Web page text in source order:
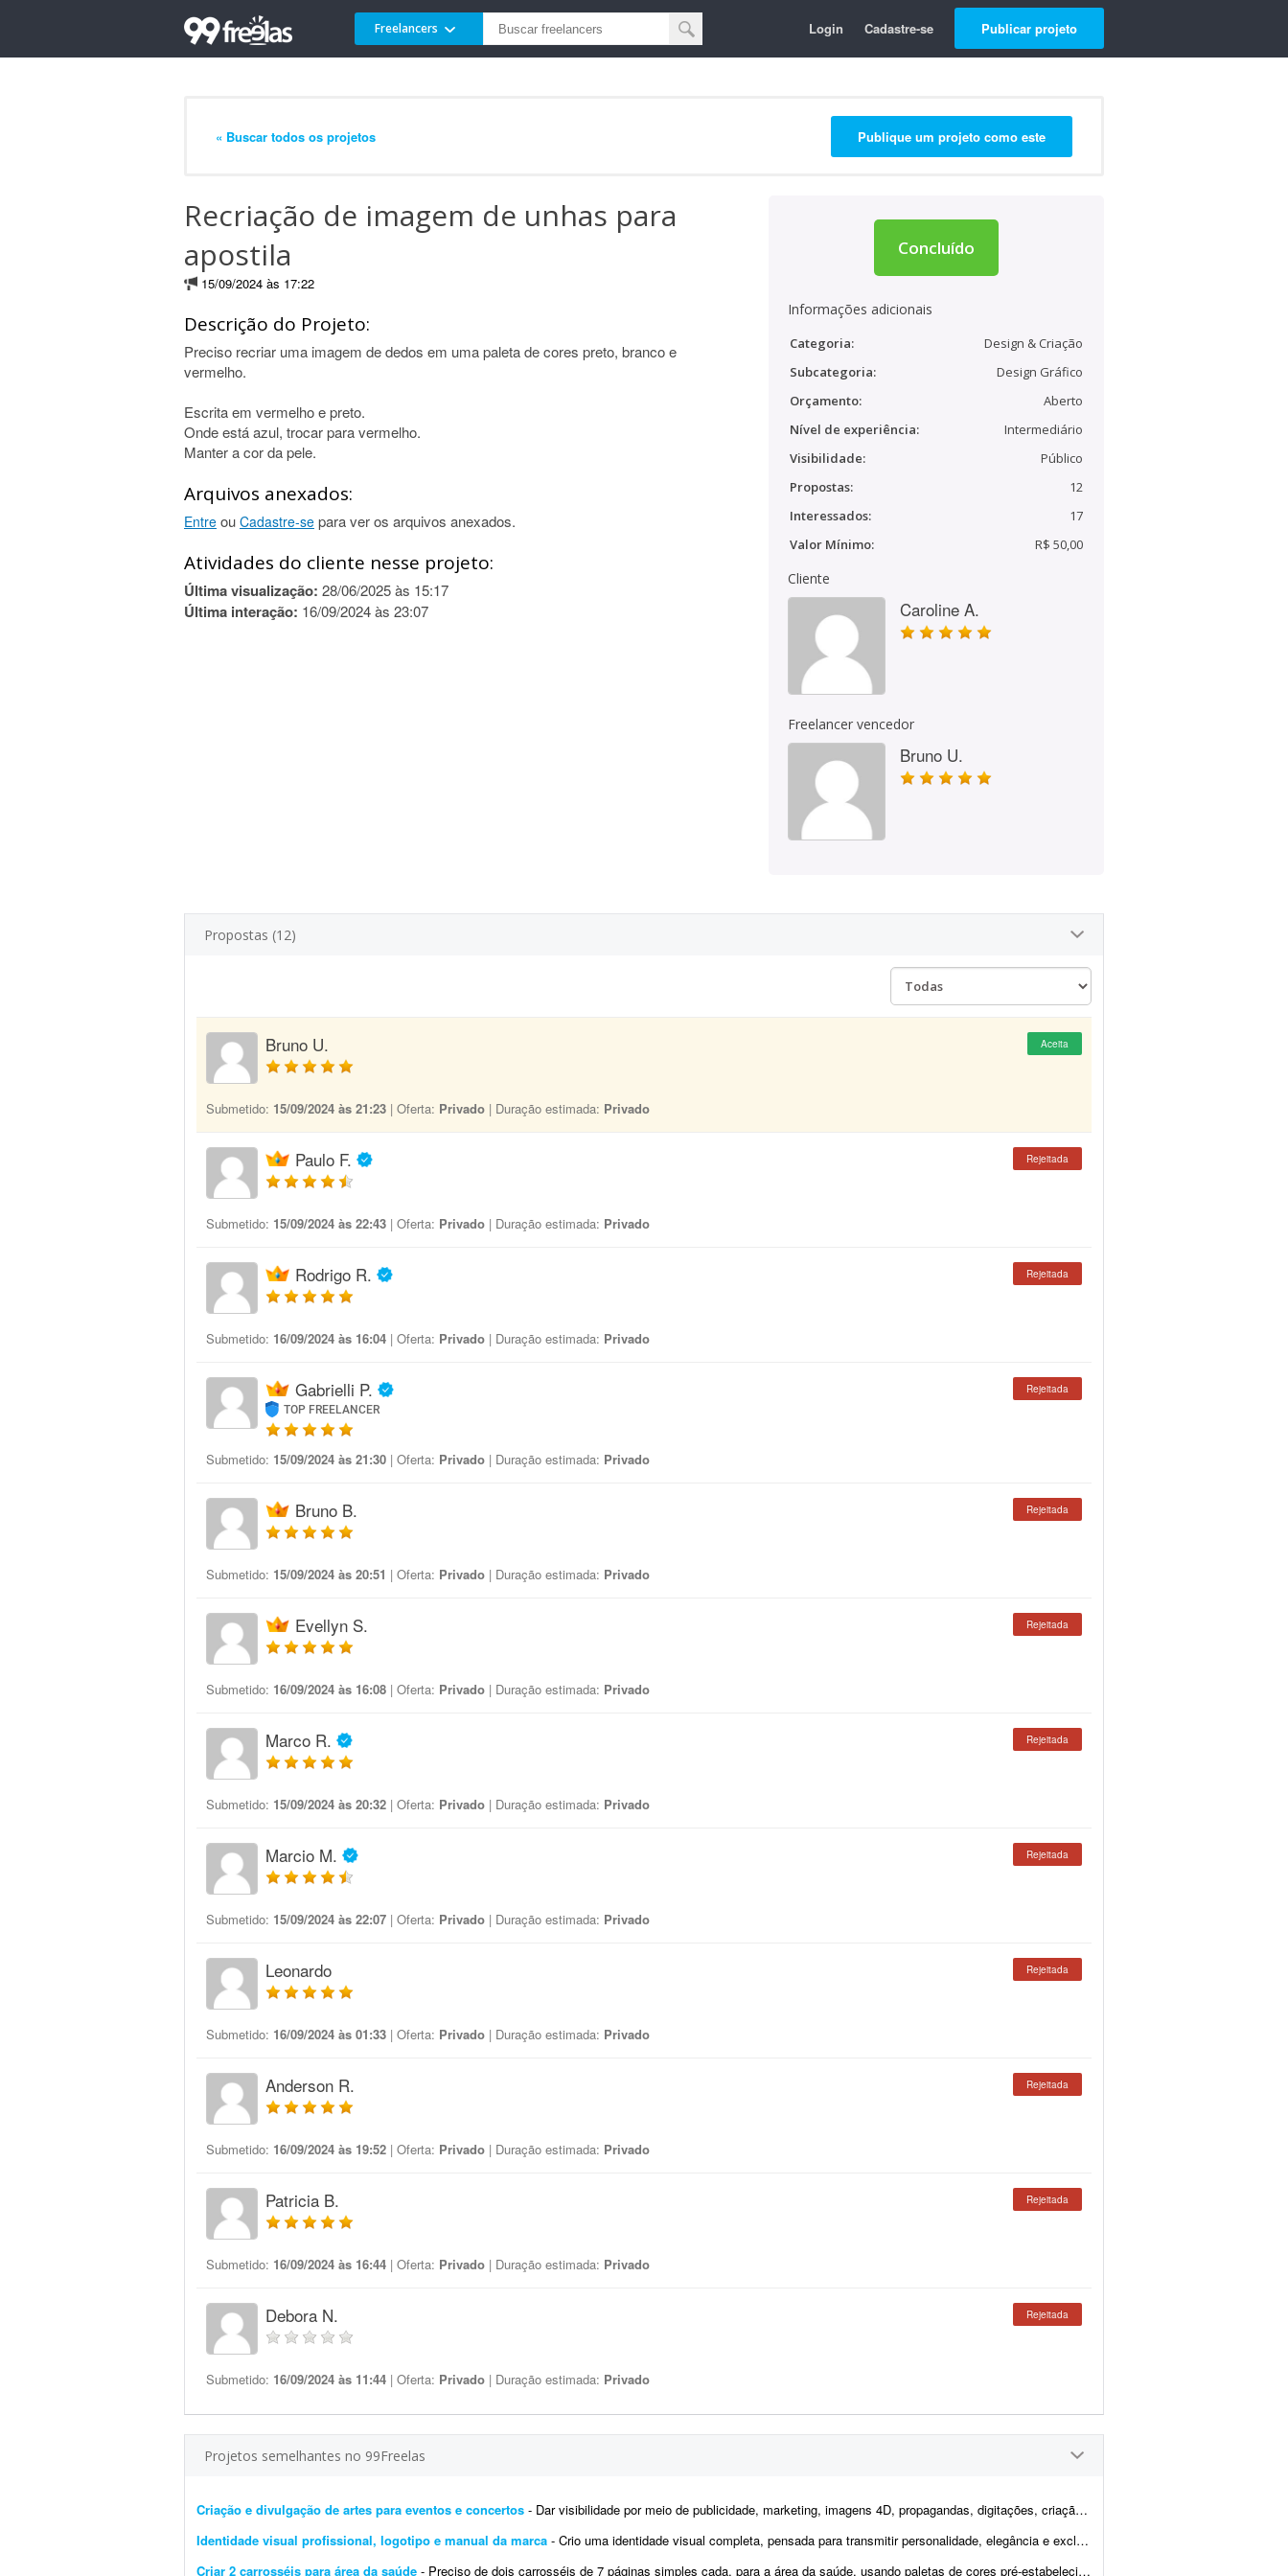
Freelancers Login Cadastre-se Publicar projeto
« Buscar todos os projetos Publique um projeto como este
Recriação de imagem de unhas para
apostila
15/09/2024 às 17:22
Descrição do Projeto:
Preciso recriar uma imagem de dedos em uma paleta de cores preto, branco e
vermelho.
Escrita em vermelho e preto.
Onde está azul, trocar para vermelho.
Manter a cor da pele.
Arquivos anexados:
Entre ou Cadastre-se para ver os arquivos anexados.
Atividades do cliente nesse projeto:
Última visualização: 28/06/2025 às 15:17
Última interação: 16/09/2024 às 23:07
Concluído
Informações adicionais
Categoria:
Design & Criação
Subcategoria:
Design Gráfico
Orçamento:
Aberto
Nível de experiência:
Intermediário
Visibilidade:
Público
Propostas:
12
Interessados:
17
Valor Mínimo:
R$ 50,00
Cliente
Caroline A.
Freelancer vencedor
Bruno U.
Propostas (12)
Bruno U. Aceita
Submetido: 15/09/2024 às 21:23 | Oferta: Privado | Duração estimada: Privado
Paulo F. Rejeitada
Submetido: 15/09/2024 às 22:43 | Oferta: Privado | Duração estimada: Privado
Rodrigo R. Rejeitada
Submetido: 16/09/2024 às 16:04 | Oferta: Privado | Duração estimada: Privado
Gabrielli P.
TOP FREELANCER
Rejeitada
Submetido: 15/09/2024 às 21:30 | Oferta: Privado | Duração estimada: Privado
Bruno B. Rejeitada
Submetido: 15/09/2024 às 20:51 | Oferta: Privado | Duração estimada: Privado
Evellyn S. Rejeitada
Submetido: 16/09/2024 às 16:08 | Oferta: Privado | Duração estimada: Privado
Marco R. Rejeitada
Submetido: 15/09/2024 às 20:32 | Oferta: Privado | Duração estimada: Privado
Marcio M. Rejeitada
Submetido: 15/09/2024 às 22:07 | Oferta: Privado | Duração estimada: Privado
Leonardo Rejeitada
Submetido: 16/09/2024 às 01:33 | Oferta: Privado | Duração estimada: Privado
Anderson R. Rejeitada
Submetido: 16/09/2024 às 19:52 | Oferta: Privado | Duração estimada: Privado
Patricia B. Rejeitada
Submetido: 16/09/2024 às 16:44 | Oferta: Privado | Duração estimada: Privado
Debora N. Rejeitada
Submetido: 16/09/2024 às 11:44 | Oferta: Privado | Duração estimada: Privado
Projetos semelhantes no 99Freelas
Criação e divulgação de artes para eventos e concertos - Dar visibilidade por meio de publicidade, marketing, imagens 4D, propagandas, digitações, criação de logotipos e artes em geral. O objetivo é inovar na forma com...
Identidade visual profissional, logotipo e manual da marca - Crio uma identidade visual completa, pensada para transmitir personalidade, elegância e exclusividade em todos os pontos de contato da marca ou do evento. Todo projeto é desenvolvido ...
Criar 2 carrosséis para área da saúde - Preciso de dois carrosséis de 7 páginas simples cada, para a área da saúde, usando paletas de cores pré-estabelecidas. Os layouts devem ser limpos, com tipografia...